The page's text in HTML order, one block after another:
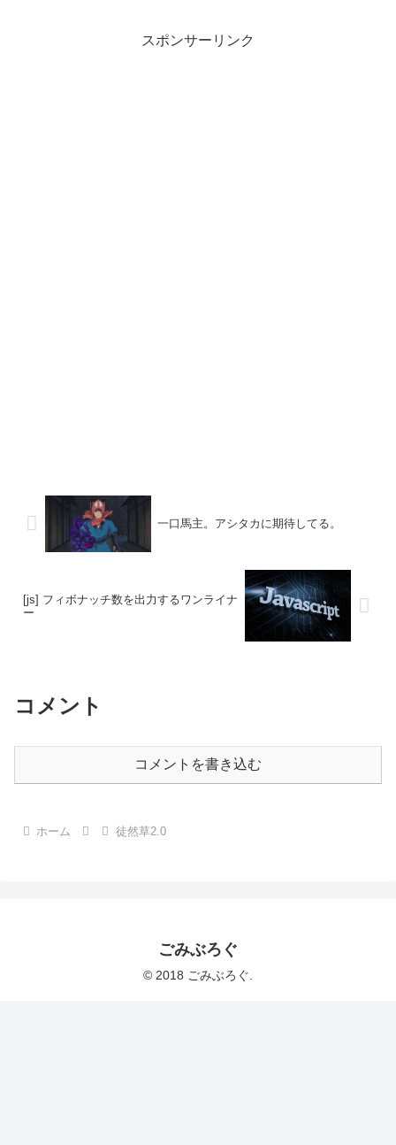
スポンサーリンク
一口馬主。アシタカに期待してる。
[js] フィボナッチ数を出力するワンライナ
ー
コメント
コメントを書き込む
ホーム 徒然草2.0
ごみぶろぐ
© 2018 ごみぶろぐ.